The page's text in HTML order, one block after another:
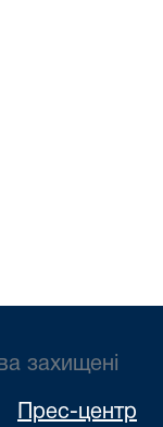
захищені
Прес-центр